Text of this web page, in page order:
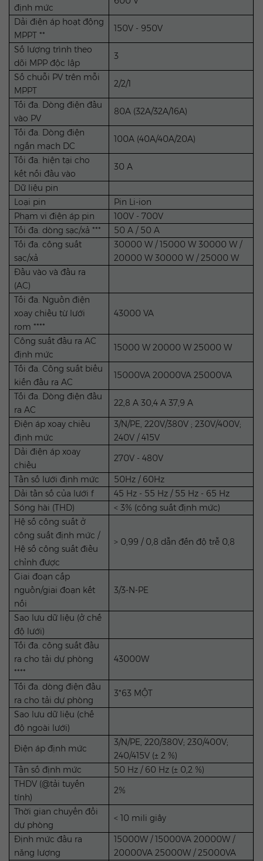
định mức
Dải điện áp hoạt động
MPPT **
150V - 950V
Số lượng trình theo
dõi MPP độc lập
3
Số chuỗi PV trên mỗi
MPPT
2/2/1
Tối đa. Dòng điện đầu
vào PV
80A (32A/32A/16A)
Tối đa. Dòng điện
ngắn mạch DC
100A (40A/40A/20A)
Tối đa. hiện tại cho
kết nối đầu vào
30 A
Dữ liệu pin
Loại pin
Pin Li-ion
Phạm vi điện áp pin
100V - 700V
Tối đa. dòng sạc/xả ***
50 A / 50 A
Tối đa. công suất
sạc/xả
30000 W / 15000 W 30000 W /
20000 W 30000 W / 25000 W
Đầu vào và đầu ra
(AC)
Tối đa. Nguồn điện
xoay chiều từ lưới
rom ****
43000 VA
Công suất đầu ra AC
định mức
15000 W 20000 W 25000 W
Tối đa. Công suất biểu
kiến đầu ra AC
15000VA 20000VA 25000VA
Tối đa. Dòng điện đầu
ra AC
22,8 A 30,4 A 37,9 A
Điện áp xoay chiều
định mức
3/N/PE, 220V/380V ; 230V/400V;
240V / 415V
Dải điện áp xoay
chiều
270V - 480V
Tần số lưới định mức
50Hz / 60Hz
Dải tần số của lưới f
45 Hz - 55 Hz / 55 Hz - 65 Hz
Sóng hài (THD)
< 3% (công suất định mức)
Hệ số công suất ở
công suất định mức /
Hệ số công suất điều
chỉnh được
> 0,99 / 0,8 dẫn đến độ trễ 0,8
Giai đoạn cấp
nguồn/giai đoạn kết
nối
3/3-N-PE
Sao lưu dữ liệu (ở chế
độ lưới)
Tối đa. công suất đầu
ra cho tải dự phòng
****
43000W
Tối đa. dòng điện đầu
ra cho tải dự phòng
3*63 MỘT
Sao lưu dữ liệu (chế
độ ngoài lưới)
Điện áp định mức
3/N/PE, 220/380V; 230/400V;
240/415V (± 2 %)
Tần số định mức
50 Hz / 60 Hz (± 0,2 %)
THDV (@tải tuyến
tính)
2%
Thời gian chuyển đổi
dự phòng
< 10 mili giây
Định mức đầu ra
năng lượng
15000W / 15000VA 20000W /
20000VA 25000W / 25000VA